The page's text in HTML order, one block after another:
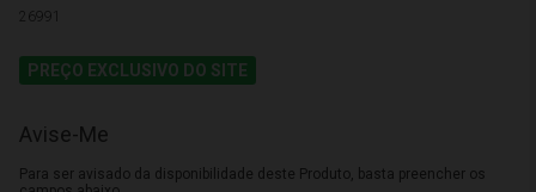
26991
PREÇO EXCLUSIVO DO SITE
Avise-Me
Para ser avisado da disponibilidade deste Produto, basta preencher os